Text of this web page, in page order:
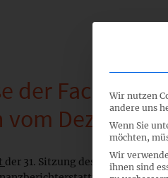
der
vom Dezember
der 31. Sitzung des
Wir nutzen
andere uns
Wenn Sie
möchten,
Wir
ihnen sind